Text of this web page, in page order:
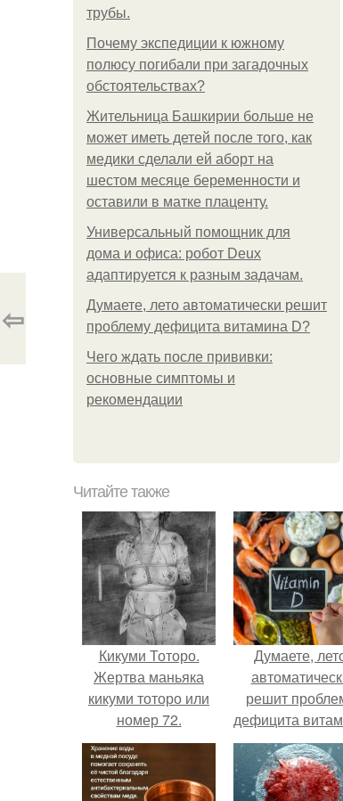
трубы.
Почему экспедиции к южному
полюсу погибали при загадочных
обстоятельствах?
Жительница Башкирии больше не
может иметь детей после того, как
медики сделали ей аборт на
шестом месяце беременности и
оставили в матке плаценту.
Универсальный помощник для
дома и офиса: робот Deux
адаптируется к разным задачам.
Думаете, лето автоматически решит
проблему дефицита витамина D?
Чего ждать после прививки:
основные симптомы и
рекомендации
⇦
Читайте также
Кикуми Тоторо.
Жертва маньяка
кикуми тоторо или
номер 72.
Думаете,
решит
дефицита
D?